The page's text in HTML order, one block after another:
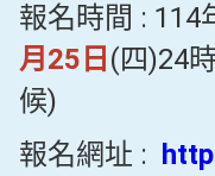
報名時間 : 114
月25日 (四)24
候)
報名網址 :